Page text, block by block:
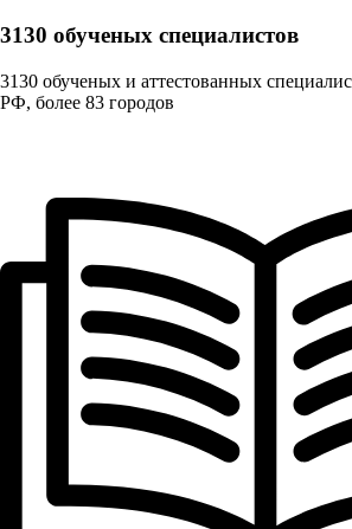
3130 обученых cпециалистов
3130 обученых и аттестованных
РФ, более 83 городов